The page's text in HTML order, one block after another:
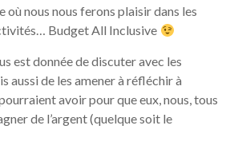
où nous nous ferons plaisir dans les
Budget All Inclusive
est donnée de discuter avec les
aussi de les amener à réfléchir à
avoir pour que eux, nous, tous
de l’argent (quelque soit le